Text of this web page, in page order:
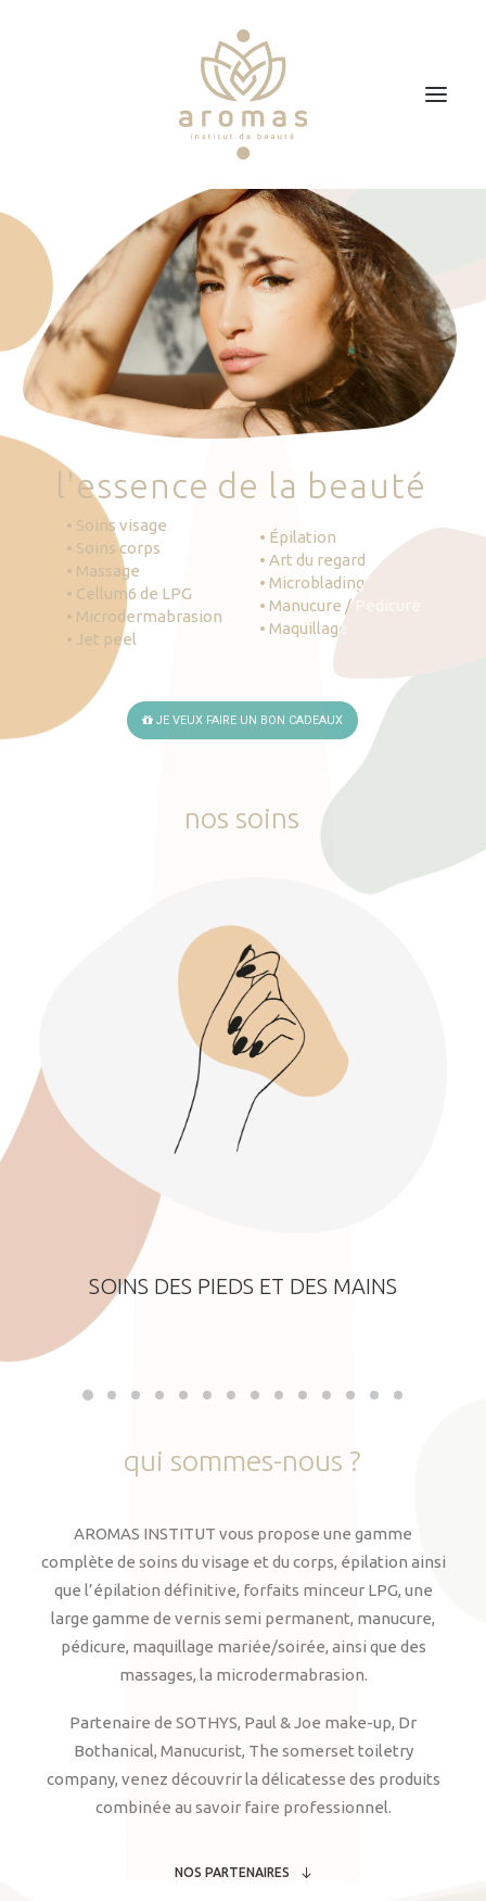
Soins
Je veux faire un bon cadeau
Plan d’accès
Prendre RDV
'essence de la beauté
• Soins visage
• Soins corps
• Massage
• Cellum6 de LPG
• Microdermabrasion
• Jet peel
• Épilation
• Art du regard
• Microblading
• Manucure / Pédicure
• Maquillage
JE VEUX FAIRE UN BON CADEAUX
nos soins
SOINS DES PIEDS ET DES MAINS
qui sommes-nous ?
AROMAS INSTITUT vous propose une gamme
complète de soins du visage et du corps, épilation ainsi
que l’épilation définitive, forfaits minceur LPG, une
large gamme de vernis semi permanent, manucure,
pédicure, maquillage mariée/soirée, ainsi que des
massages, la microdermabrasion.
Partenaire de SOTHYS, Paul & Joe make-up, Dr
Bothanical, Manucurist, The somerset toiletry
company, venez découvrir la délicatesse des produits
combinée au savoir faire professionnel.
NOS PARTENAIRES